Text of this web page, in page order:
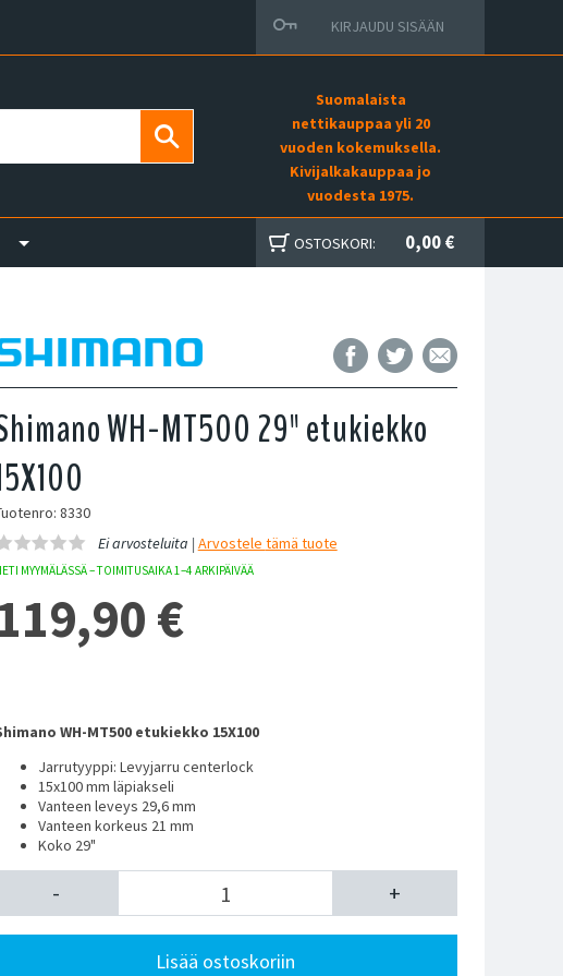
KIRJAUDU SISÄÄN
Suomalaista
nettikauppaa yli 20
vuoden kokemuksella.
Kivijalkakauppaa jo
vuodesta 1975.
OSTOSKORI: 0,00 €
WH-MT500 29" etukiekko
8330
Ei arvosteluita | Arvostele tämä tuote
MYYMÄLÄSSÄ – TOIMITUSAIKA 1–4 ARKIPÄIVÄÄ
€
WH-MT500 etukiekko 15X100
Jarrutyyppi: Levyjarru centerlock
15x100 mm läpiakseli
Vanteen leveys 29,6 mm
Vanteen korkeus 21 mm
Koko 29"
- +
Lisää ostoskoriin